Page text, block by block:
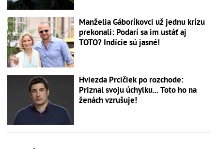
Manželia Gáboríkovci už jednu krízu
prekonali: Podarí sa im ustáť aj
TOTO? Indície sú jasné!
Hviezda Prcičiek po rozchode:
Priznal svoju úchylku... Toto ho na
ženách vzrušuje!